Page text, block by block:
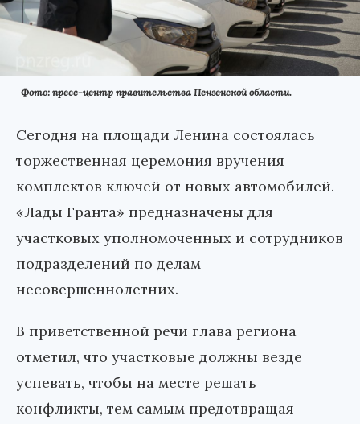
Фото: пресс-центр правительства Пензенской области.
Сегодня на площади Ленина состоялась
торжественная церемония вручения
комплектов ключей от новых автомобилей.
«Лады Гранта» предназначены для
участковых уполномоченных и сотрудников
подразделений по делам
несовершеннолетних.
В приветственной речи глава региона
отметил, что участковые должны везде
успевать, чтобы на месте решать
конфликты, тем самым предотвращая